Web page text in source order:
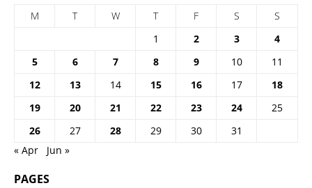
M
T W T F S
S
1
2 3
4
5
6 7 8 9 10
11
12
13 14 15 16 17
18
19
20 21 22 23 24
25
26
27 28 29 30
31
« Apr
Jun »
PAGES